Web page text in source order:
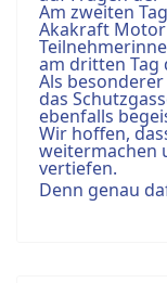
Am zweiten
Akakraft
am dritten Tag
Als
das
ebenfalls
Wir hoffen,
weitermachen
vertiefen.
Denn genau